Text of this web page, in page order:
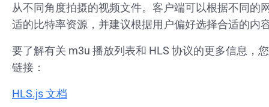
从不同角度拍摄的视频文件。客户端可以根据不同的
适的比特率资源，并建议根据用户偏好选择合适的内
要了解有关 m3u 播放列表和 HLS 协议的更多信息，
链接：
HLS.js 文档